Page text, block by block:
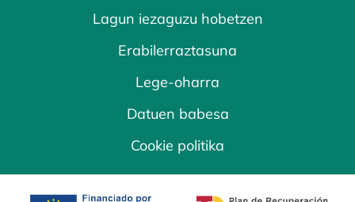
Lagun iezaguzu hobetzen
Erabilerraztasuna
Lege-oharra
Datuen babesa
Cookie politika